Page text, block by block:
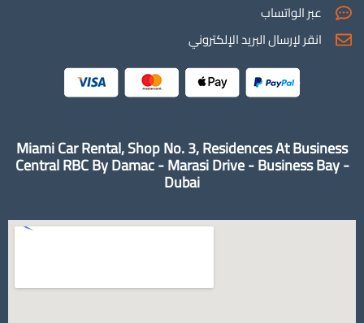
عبر الواتساب
انقر لإرسال البريد الإلكتروني
Miami Car Rental, Shop No. 3, Residences At Business
Central RBC By Damac - Marasi Drive - Business Bay -
Dubai